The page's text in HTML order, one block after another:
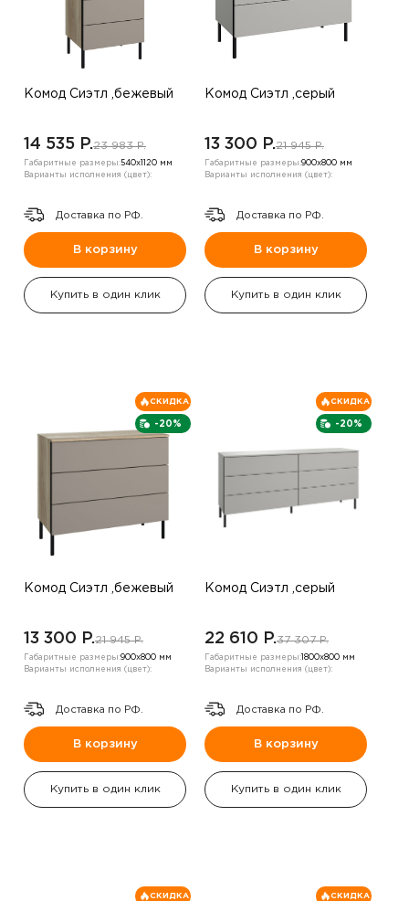
Комод Сиэтл ,бежевый
14 535 P.23 983 P.
Габаритные размеры:540х1120 мм
Варианты исполнения (цвет):
Доставка по РФ.
В корзину
Купить в один клик
Комод Сиэтл ,серый
13 300 P.21 945 P.
Габаритные размеры:900х800 мм
Варианты исполнения (цвет):
Доставка по РФ.
В корзину
Купить в один клик
-20%
СКИДКА
Комод Сиэтл ,бежевый
13 300 P.21 945 P.
Габаритные размеры:900х800 мм
Варианты исполнения (цвет):
Доставка по РФ.
В корзину
Купить в один клик
-20%
СКИДКА
Комод Сиэтл ,серый
22 610 P.37 307 P.
Габаритные размеры: 1800х800 мм
Варианты исполнения (цвет):
Доставка по РФ.
В корзину
Купить в один клик
СКИДКА СКИДКА